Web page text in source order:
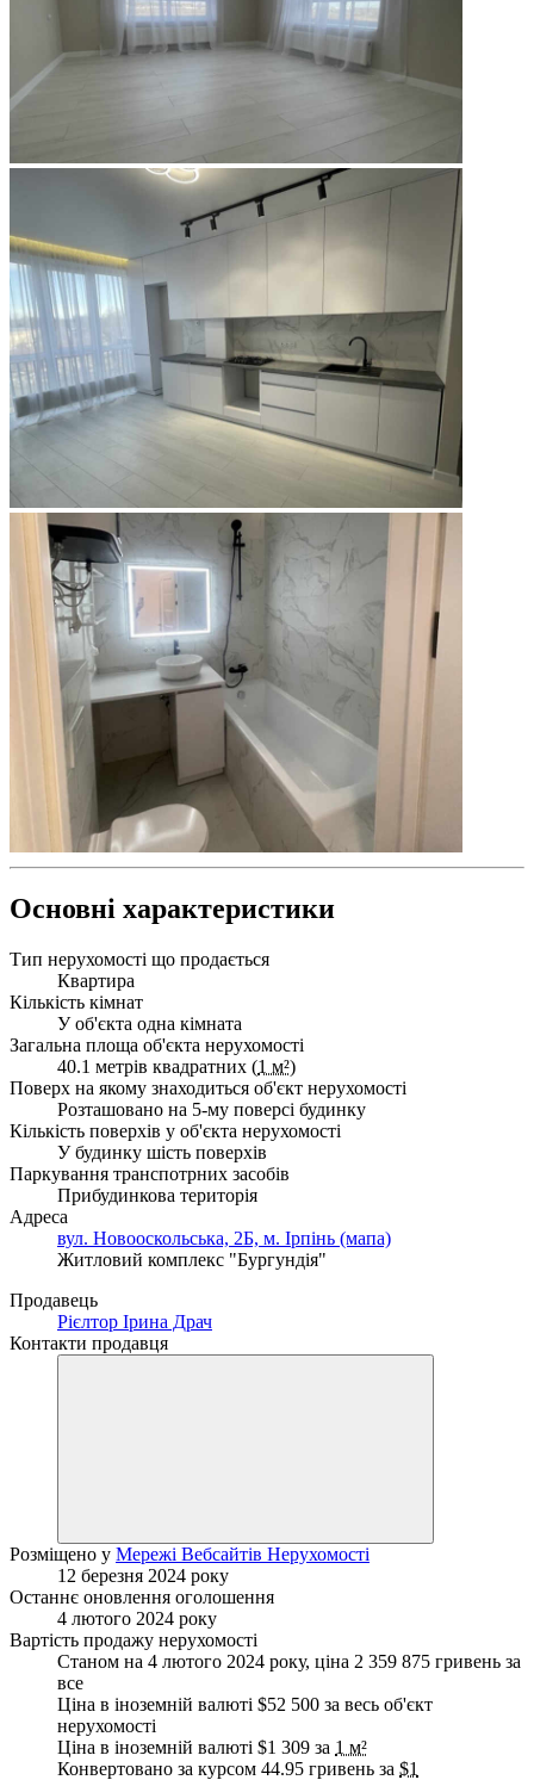
Основні характеристики
Тип нерухомості що продається
Квартира
Кількість кімнат
У об'єкта одна кімната
Загальна площа об'єкта нерухомості
40.1 метрів квадратних (1 м²)
Поверх на якому знаходиться об'єкт нерухомості
Розташовано на 5-му поверсі будинку
Кількість поверхів у об'єкта нерухомості
У будинку шість поверхів
Паркування транспотрних засобів
Прибудинкова територія
Адреса
вул. Новооскольська, 2Б, м. Ірпінь (мапа)
Житловий комплекс "Бургундія"
Продавець
Рієлтор Ірина Драч
Контакти продавця
Розміщено у Мережі Вебсайтів Нерухомості
12 березня 2024 року
Останнє оновлення оголошення
4 лютого 2024 року
Вартість продажу нерухомості
Станом на 4 лютого 2024 року, ціна 2 359 875 гривень за
все
Ціна в іноземній валюті $52 500 за весь об'єкт
нерухомості
Ціна в іноземній валюті $1 309 за 1 м²
Конвертовано за курсом 44.95 гривень за $1